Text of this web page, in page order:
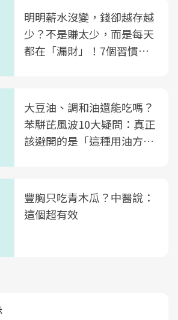
明明薪水沒變，錢卻越存越
少？不是賺太少，而是每天
都在「漏財」！7個習慣一
大豆油、調和油還能吃嗎？
苯駢芘風波10大疑問：真正
該避開的是「這種用油方
豐胸只吃青木瓜？中醫說：
這個超有效